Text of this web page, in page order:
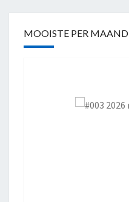
MOOISTE PER MAAND